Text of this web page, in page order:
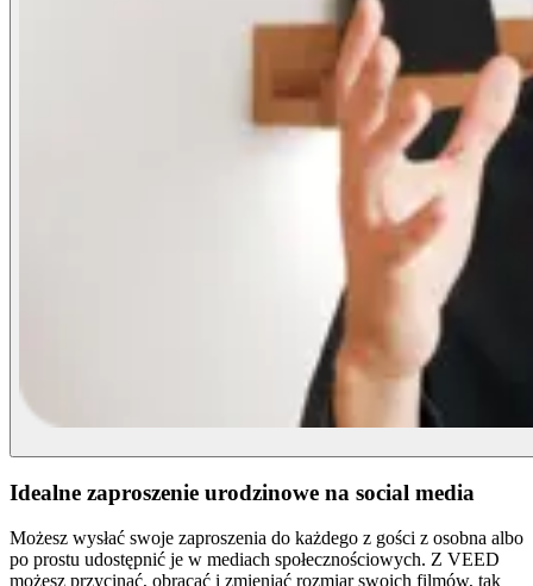
Idealne zaproszenie urodzinowe na social media
Możesz wysłać swoje zaproszenia do każdego z gości z osobna albo
po prostu udostępnić je w mediach społecznościowych. Z VEED
możesz przycinać, obracać i zmieniać rozmiar swoich filmów, tak